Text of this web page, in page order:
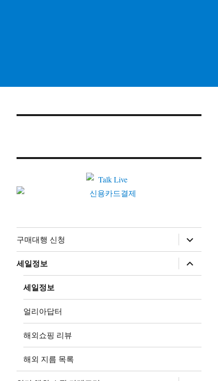
구매대행 신청
하
위
메
뉴
확
장
세일정보
하
위
메
장
세일정보
얼리아답터
해외쇼핑 리뷰
해외 지름 목록